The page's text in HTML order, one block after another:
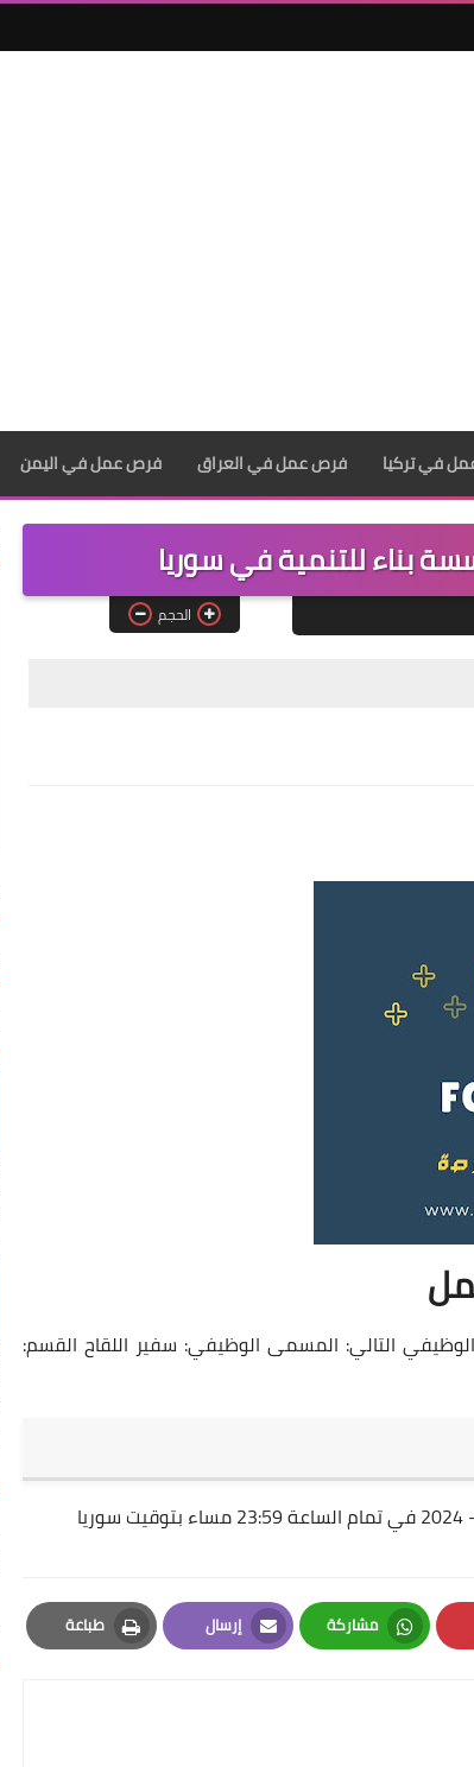
في تركيا فرص عمل في العراق فرص عمل في اليمن
بناء للتنمية في سوريا
الحجم
التالي: المسمى الوظيفي: سفير اللقاح القسم:
مشاركة
Whatsapp
إرسال
Email
طباعة
Print